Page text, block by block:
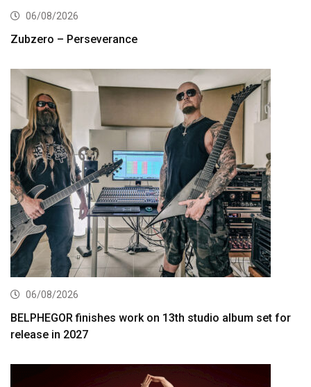
06/08/2026
Zubzero – Perseverance
06/08/2026
BELPHEGOR finishes work on 13th studio album set for
release in 2027